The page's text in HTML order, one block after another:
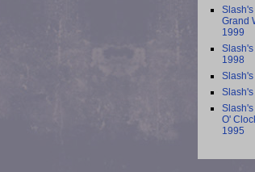
Slash's
Grand
1999
1998
Slash's
O'
1995